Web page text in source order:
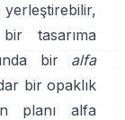
yerleştirebilir,
tasarıma
bir
alfa
bir opaklık
planı alfa